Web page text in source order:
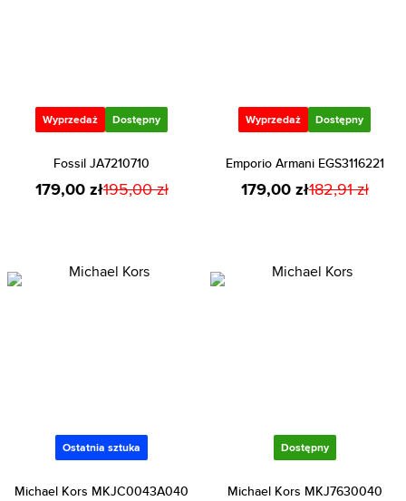
Wyprzedaż Dostępny
Fossil JA7210710
179,00 zł195,00 zł
Wyprzedaż Dostępny
Emporio Armani EGS3116221
179,00 zł182,91 zł
Ostatnia sztuka
Michael Kors MKJC0043A040
Dostępny
Michael Kors MKJ7630040